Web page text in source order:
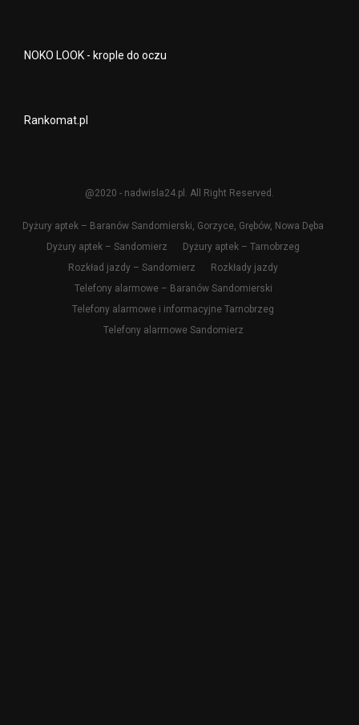
NOKO LOOK - krople do oczu
Rankomat.pl
@2020 - nadwisla24.pl. All Right Reserved.
Dyżury aptek – Baranów Sandomierski, Gorzyce, Grębów, Nowa Dęba
Dyżury aptek – Sandomierz
Dyżury aptek – Tarnobrzeg
Rozkład jazdy – Sandomierz
Rozkłady jazdy
Telefony alarmowe – Baranów Sandomierski
Telefony alarmowe i informacyjne Tarnobrzeg
Telefony alarmowe Sandomierz